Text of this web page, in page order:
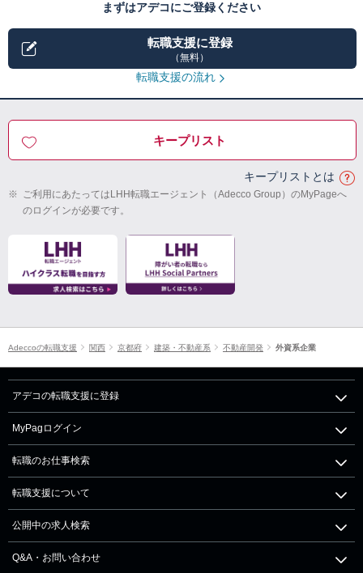
まずはアデコにご登録ください
転職支援に登録
（無料）
転職支援の流れ
キープリスト
キープリストとは
※ ご利用にあたってはLHH転職エージェント（Adecco Group）のMyPageへ
のログインが必要です。
Adeccoの転職支援 関西 京都府 建築・不動産系 不動産開発 外資系企業
アデコの転職支援に登録
MyPagログイン
転職のお仕事検索
転職支援について
公開中の求人検索
Q&A・お問い合わせ